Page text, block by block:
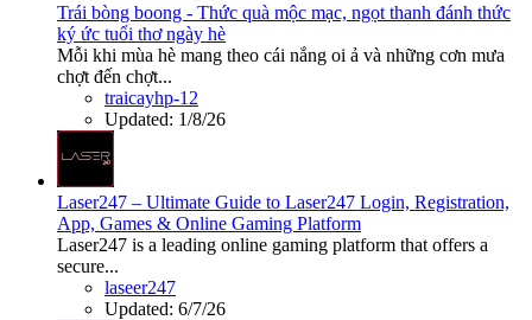
Trái bòng boong - Thức quà mộc mạc, ngọt thanh đánh thức
ký ức tuổi thơ ngày hè
Mỗi khi mùa hè mang theo cái nắng oi ả và những cơn mưa
chợt đến chợt...
traicayhp-12
Updated: 1/8/26
Laser247 – Ultimate Guide to Laser247 Login, Registration,
App, Games & Online Gaming Platform
Laser247 is a leading online gaming platform that offers a
secure...
laseer247
Updated: 6/7/26